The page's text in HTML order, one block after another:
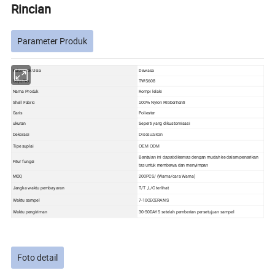
Rincian
Parameter Produk
Kelompok Usia
Dewasa
Gaya No.
TWS608
Nama Produk
Rompi lelaki
Shell Fabric
100% Nylon Ribberhenti
Garis
Poliester
ukuran
Seperti yang dikustomisasi
Dekorasi Disesuaikan
Tipe suplai OEM ODM
Fitur fungsi
Bantalan ini dapat dikemas dengan mudah ke dalam penarikan
tas untuk membawa dan menyimpan
MOQ
200PCS/ (Warna/cara Warna)
Jangka waktu pembayaran
T/T ,L/C terlihat
Waktu sampel
7-10CECERAN S
Waktu pengiriman
30-50DAYS setelah pemberian persetujuan sampel
Foto detail